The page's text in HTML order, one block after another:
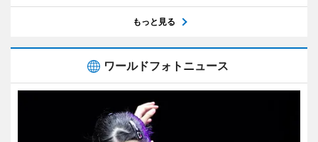
もっと見る
ワールドフォトニュース